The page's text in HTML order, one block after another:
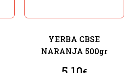
YERBA CBSE
NARANJA 500gr